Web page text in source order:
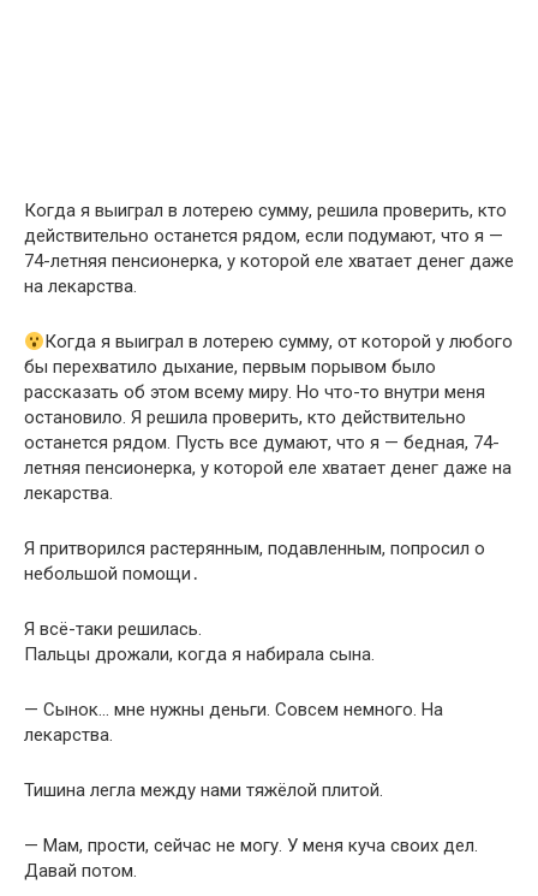
Когда я выиграл в лотерею сумму, решила проверить, кто
действительно останется рядом, если подумают, что я —
74-летняя пенсионерка, у которой еле хватает денег даже
на лекарства.
Когда я выиграл в лотерею сумму, от которой у любого
бы перехватило дыхание, первым порывом было
рассказать об этом всему миру. Но что-то внутри меня
остановило. Я решила проверить, кто действительно
останется рядом. Пусть все думают, что я — бедная, 74-
летняя пенсионерка, у которой еле хватает денег даже на
лекарства.
Я притворился растерянным, подавленным, попросил о
небольшой помощи․
Я всё-таки решилась.
Пальцы дрожали, когда я набирала сына.
— Сынок… мне нужны деньги. Совсем немного. На
лекарства.
Тишина легла между нами тяжёлой плитой.
— Мам, прости, сейчас не могу. У меня куча своих дел.
Давай потом.